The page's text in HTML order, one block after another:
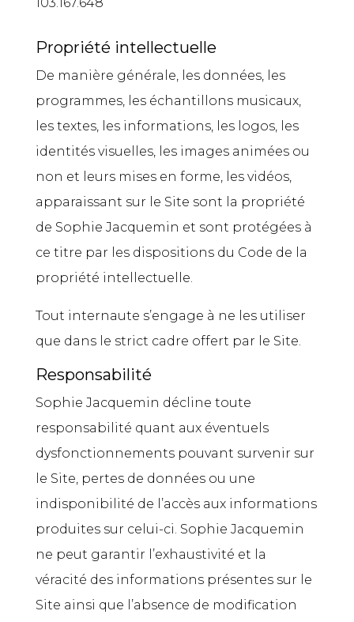
Propriété intellectuelle
De manière générale, les données, les
programmes, les échantillons musicaux,
les textes, les informations, les logos, les
identités visuelles, les images animées ou
non et leurs mises en forme, les vidéos,
apparaissant sur le Site sont la propriété
de Sophie Jacquemin et sont protégées à
ce titre par les dispositions du Code de la
propriété intellectuelle.
Tout internaute s’engage à ne les utiliser
que dans le strict cadre offert par le Site.
Responsabilité
Sophie Jacquemin décline toute
responsabilité quant aux éventuels
dysfonctionnements pouvant survenir sur
le Site, pertes de données ou une
indisponibilité de l’accès aux informations
produites sur celui-ci. Sophie Jacquemin
ne peut garantir l’exhaustivité et la
véracité des informations présentes sur le
Site ainsi que l’absence de modification